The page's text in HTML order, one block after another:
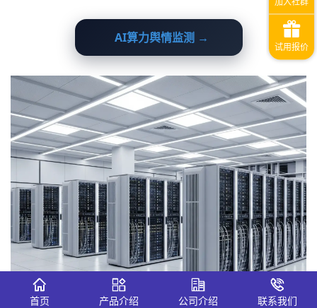
AI算力舆情监测 →
首页 产品介绍 公司介绍 联系我们